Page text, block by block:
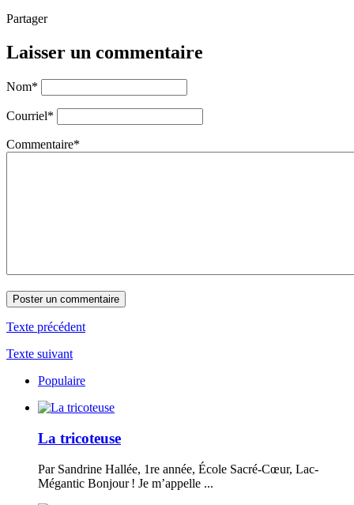
Partager
Laisser un commentaire
Nom*
Courriel*
Commentaire*
Texte précédent
Texte suivant
Populaire
La tricoteuse
Par Sandrine Hallée, 1re année, École Sacré-Cœur, Lac-
Mégantic Bonjour ! Je m’appelle ...